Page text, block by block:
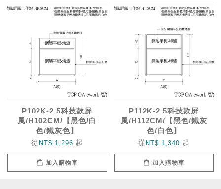
P102K-2.5科技款屏
風/H102CM/【黑色/白
色/鐵灰色】
從 NT$ 1,296 起
加入購物車
P112K-2.5科技款屏
風/H112CM/【黑色/鐵灰
色/白色】
從 NT$ 1,340 起
加入購物車